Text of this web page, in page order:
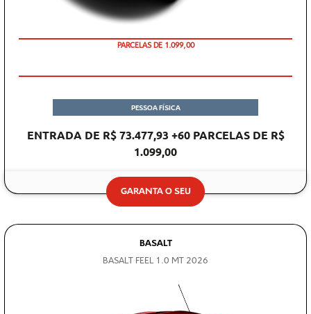
PARCELAS DE 1.099,00
ENTRADA DE R$ 73.477,93 +60 PARCELAS DE R$
1.099,00
PESSOA FÍSICA
GARANTA O SEU
BASALT
BASALT FEEL 1.0 MT 2026